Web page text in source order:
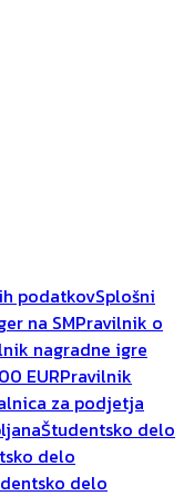
podatkovSplošni
na SMPravilnik o
nagradne igre
EURPravilnik
za podjetja
Študentsko delo
delo
delo